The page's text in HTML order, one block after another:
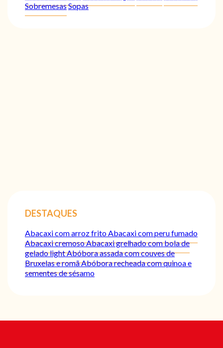
SobremesasSopas
DESTAQUES
Abacaxi com arroz frito Abacaxi com peru fumado
Abacaxi cremosoAbacaxi grelhado com bola de
gelado lightAbóbora assada com couves de
Bruxelas e romãAbóbora recheada com quinoa e
sementes de sésamo